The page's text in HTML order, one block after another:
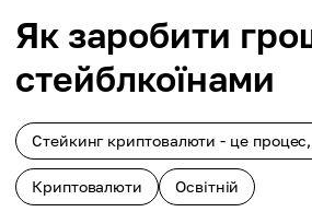
Як заробити
стейблкоїнами
Стейкинг криптовалюти - це
Криптовалюти Освітній